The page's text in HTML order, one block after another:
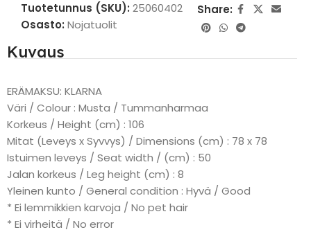
Tuotetunnus (SKU): 25060402
Osasto: Nojatuolit
Share:
Kuvaus
ERÄMAKSU: KLARNA
Väri / Colour : Musta / Tummanharmaa
Korkeus / Height (cm) : 106
Mitat (Leveys x Syvvys) / Dimensions (cm) : 78 x 78
Istuimen leveys / Seat width / (cm) : 50
Jalan korkeus / Leg height (cm) : 8
Yleinen kunto / General condition : Hyvä / Good
* Ei lemmikkien karvoja / No pet hair
* Ei virheitä / No error